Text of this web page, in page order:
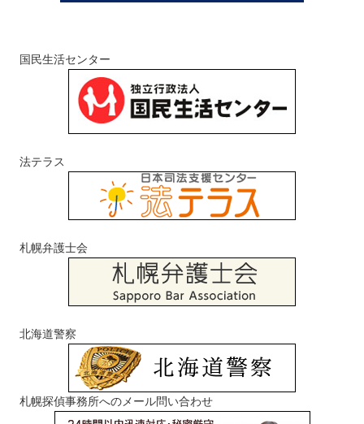
国民生活センター
法テラス
札幌弁護士会
北海道警察
札幌探偵事務所へのメール問い合わせ